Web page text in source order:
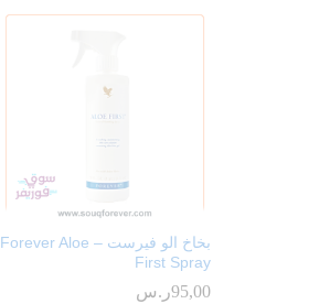
بخاخ الو فيرست – Forever Aloe
First Spray
95,00ر.س